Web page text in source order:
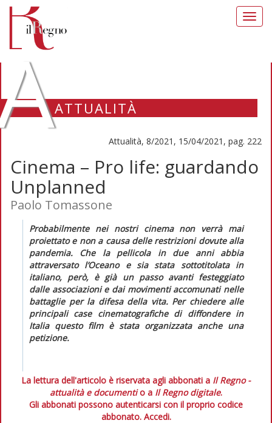
ATTUALITÀ
Attualità, 8/2021, 15/04/2021, pag. 222
Cinema – Pro life: guardando
Unplanned
Paolo Tomassone
Probabilmente nei nostri cinema non verrà mai
proiettato e non a causa delle restrizioni dovute alla
pandemia. Che la pellicola in due anni abbia
attraversato l’Oceano e sia stata sottotitolata in
italiano, però, è già un passo avanti festeggiato
dalle associazioni e dai movimenti accomunati nelle
battaglie per la difesa della vita. Per chiedere alle
principali case cinematografiche di diffondere in
Italia questo film è stata organizzata anche una
petizione.
La lettura dell'articolo è riservata agli abbonati a Il Regno -
attualità e documentio a Il Regno digitale.
Gli abbonati possono autenticarsi con il proprio codice
abbonato. Accedi.